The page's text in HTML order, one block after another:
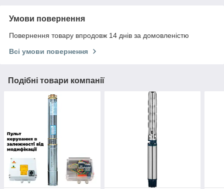
Умови повернення
Повернення товару впродовж 14 днів за домовленістю
Всі умови повернення
Подібні товари компанії